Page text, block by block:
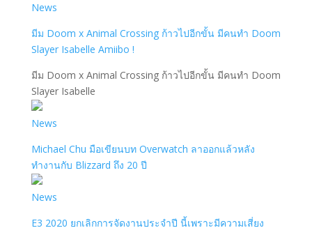
News
มีม Doom x Animal Crossing ก้าวไปอีกขั้น มีคนทำ Doom
Slayer Isabelle Amiibo !
มีม Doom x Animal Crossing ก้าวไปอีกขั้น มีคนทำ Doom
Slayer Isabelle
News
Michael Chu มือเขียนบท Overwatch ลาออกแล้วหลัง
ทำงานกับ Blizzard ถึง 20 ปี
News
E3 2020 ยกเลิกการจัดงานประจำปี นี้เพราะมีความเสี่ยง